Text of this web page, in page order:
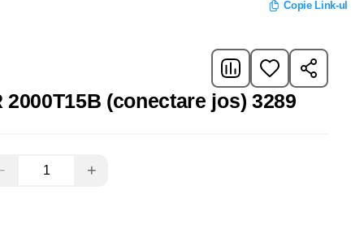
Copie Link-ul
Boiler BOSCH TR 2000T15B (conectare jos) 3289
+